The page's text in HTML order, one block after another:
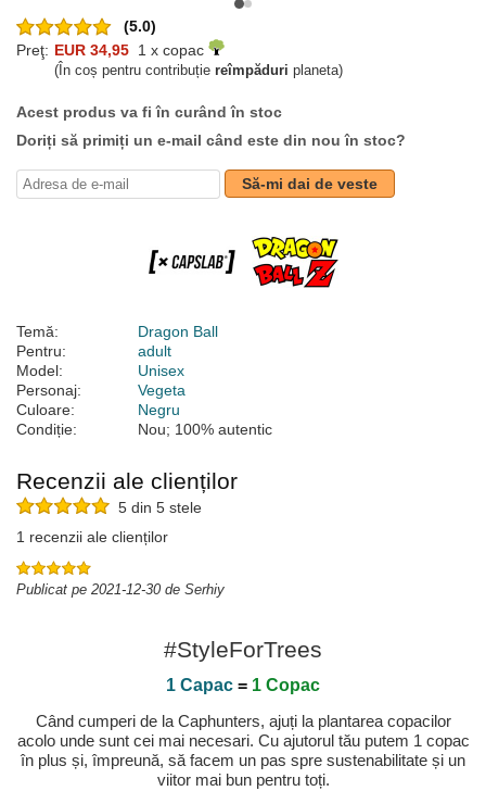
(5.0)
Preţ: EUR 34,95 1 x copac
(În coș pentru contribuție reîmpăduri planeta)
Acest produs va fi în curând în stoc
Doriți să primiți un e-mail când este din nou în stoc?
Să-mi dai de veste
Temă:
Dragon Ball
Pentru:
adult
Model:
Unisex
Personaj:
Vegeta
Culoare:
Negru
Condiție:
Nou; 100% autentic
Recenzii ale clienților
5 din 5 stele
1 recenzii ale clienților
Publicat pe 2021-12-30 de Serhiy
#StyleForTrees
1 Capac = 1 Copac
Când cumperi de la Caphunters, ajuți la plantarea copacilor
acolo unde sunt cei mai necesari. Cu ajutorul tău putem 1 copac
în plus și, împreună, să facem un pas spre sustenabilitate și un
viitor mai bun pentru toți.